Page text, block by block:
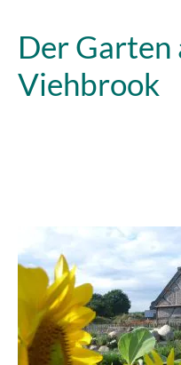
Der Garten
Viehbrook